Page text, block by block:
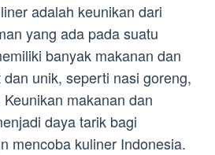
adalah keunikan dari
yang ada pada suatu
banyak makanan dan
unik, seperti nasi goreng,
makanan dan
daya tarik bagi
mencoba kuliner Indonesia.